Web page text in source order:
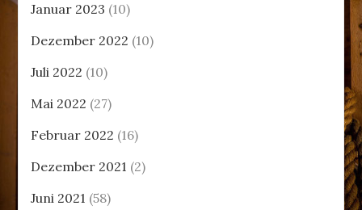
Januar 2023 (10)
Dezember 2022 (10)
Juli 2022 (10)
Mai 2022 (27)
Februar 2022 (16)
Dezember 2021 (2)
Juni 2021 (58)